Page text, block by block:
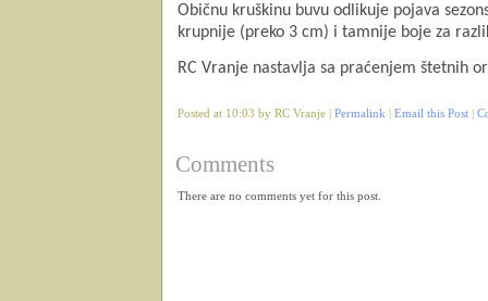
Običnu kruškinu buvu odlikuje pojava
krupnije (preko 3 cm) i tamnije boje za
RC Vranje nastavlja sa praćenjem štetnih
Posted at 10:03 by RC Vranje | Permalink Email this Post
Comments
There are no comments yet for this post.